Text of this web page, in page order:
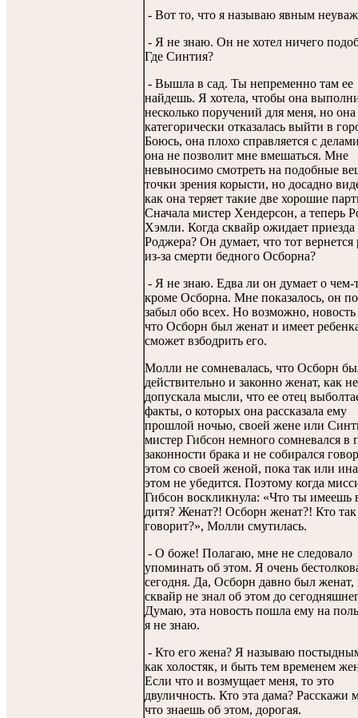
- Вот то, что я называю явным
- Я не знаю. Он не хотел ничего
Где Синтия?
- Вышла в сад. Ты непременно там ее
найдешь. Я хотела, чтобы она
несколько поручений для меня, но она
категорически отказалась выйти в
Боюсь, она плохо справляется с
она не позволит мне вмешаться. Мне
невыносимо смотреть на подобные
точки зрения корысти, но досадно
как она теряет такие две хорошие
Сначала мистер Хендерсон, а теперь
Хэмли. Когда сквайр ожидает приезда
Роджера? Он думает, что тот вернется
из-за смерти бедного Осборна?
- Я не знаю. Едва ли он думает о чем-
кроме Осборна. Мне показалось, он
забыл обо всех. Но возможно,
что Осборн был женат и имеет
сможет взбодрить его.
Молли не сомневалась, что Осборн
действительно и законно женат, как не
допускала мысли, что ее отец
факты, о которых она рассказала ему
прошлой ночью, своей жене или
мистер Гибсон немного сомневался в
законности брака и не собирался
этом со своей женой, пока так или
этом не убедится. Поэтому когда
Гибсон воскликнула: «Что ты имеешь
дитя? Женат?! Осборн женат?! Кто так
говорит?», Молли смутилась.
- О боже! Полагаю, мне не следовало
упоминать об этом. Я очень
сегодня. Да, Осборн давно был женат,
сквайр не знал об этом до
Думаю, эта новость пошла ему на
я не знаю.
- Кто его жена? Я называю
как холостяк, и быть тем временем
Если что и возмущает меня, то это
двуличность. Кто эта дама? Расскажи
что знаешь об этом, дорогая.